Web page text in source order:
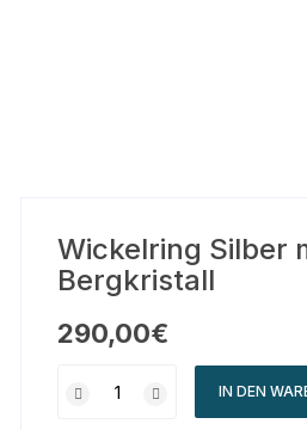
Wickelring Silber
Bergkristall
290,00€
IN DEN